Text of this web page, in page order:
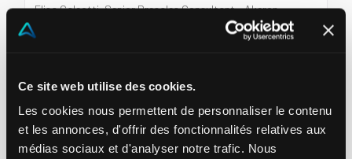
Ce site web utilise des cookies.
Les cookies nous permettent de personnaliser le contenu
et les annonces, d'offrir des fonctionnalités relatives aux
médias sociaux et d'analyser notre trafic. Nous
Préférez-vous regarder au lieu de lire?
Découvrez des démonstrations, des analyses et des
témoignages clients sur Akeron YouTube.
Elisa Galeotti, Senior Presales Consultant - Akeron